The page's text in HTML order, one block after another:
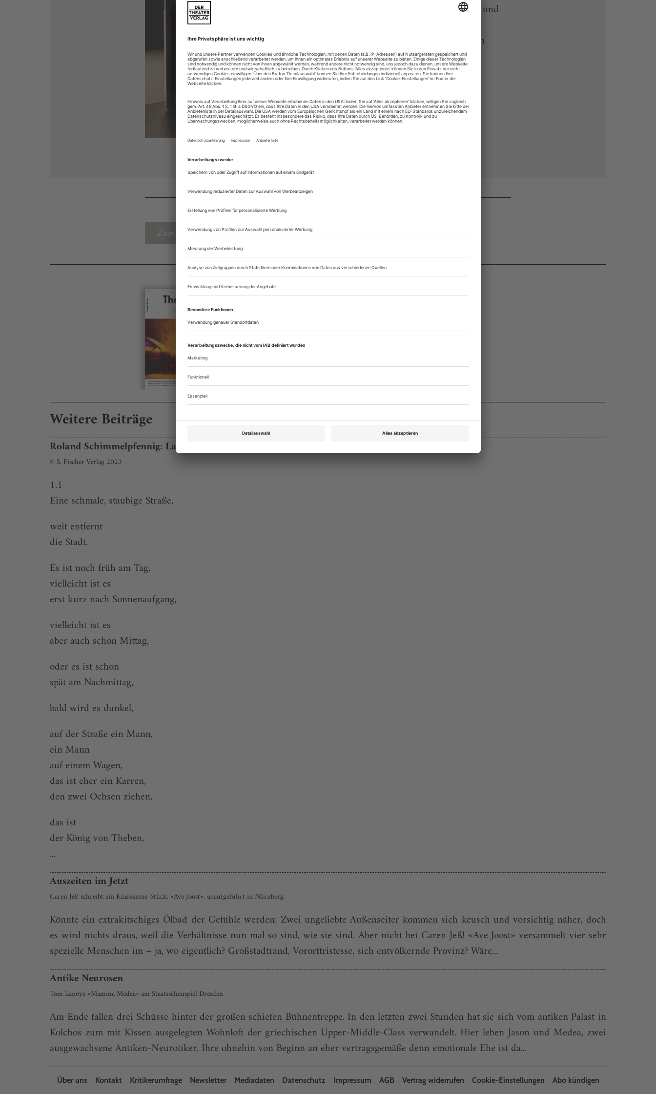
Zugang zur Theater-heute-App und
Lesegenuss auf allen Endgeräten
Zugang zum Onlinearchiv von
Theater heute
sofort nutzen
Zum Inhaltsverzeichnis
Theater heute Mai 2024
von Christian Rakow
Bestellen
Weitere Beiträge
Roland Schimmelpfennig: Laios
© S. Fischer Verlag 2023
1.1
Eine schmale, staubige Straße,
weit entfernt
die Stadt.
Es ist noch früh am Tag,
vielleicht ist es
erst kurz nach Sonnenaufgang,
vielleicht ist es
aber auch schon Mittag,
oder es ist schon
spät am Nachmittag,
bald wird es dunkel,
auf der Straße ein Mann,
ein Mann
auf einem Wagen,
das ist eher ein Karren,
den zwei Ochsen ziehen,
das ist
der König von Theben,
...
Auszeiten im Jetzt
Caren Jeß schreibt ein Klassismus-Stück: «Ave Joost», uraufgeführt in Nürnberg
Könnte ein extrakitschiges Ölbad der Gefühle werden: Zwei ungeliebte Außenseiter kommen sich keusch und vorsichtig näher, doch
es wird nichts draus, weil die Verhältnisse nun mal so sind, wie sie sind. Aber nicht bei Caren Jeß! «Ave Joost» versammelt vier sehr
spezielle Menschen im – ja, wo eigentlich? Großstadtrand, Vororttristesse, sich entvölkernde Provinz? Wäre...
Antike Neurosen
Tom Lanoye «Mamma Medea» am Staatsschauspiel Dresden
Am Ende fallen drei Schüsse hinter der großen schiefen Bühnentreppe. In den letzten zwei Stunden hat sie sich vom antiken Palast in
Kolchos zum mit Kissen ausgelegten Wohnloft der griechischen Upper-Middle-Class verwandelt. Hier leben Jason und Medea, zwei
ausgewachsene Antiken-Neurotiker. Ihre ohnehin von Beginn an eher vertragsgemäße denn emotionale Ehe ist da...
Über uns Kontakt Kritikerumfrage Newsletter Mediadaten Datenschutz Impressum AGB Vertrag widerrufen Cookie-Einstellungen Abo kündigen